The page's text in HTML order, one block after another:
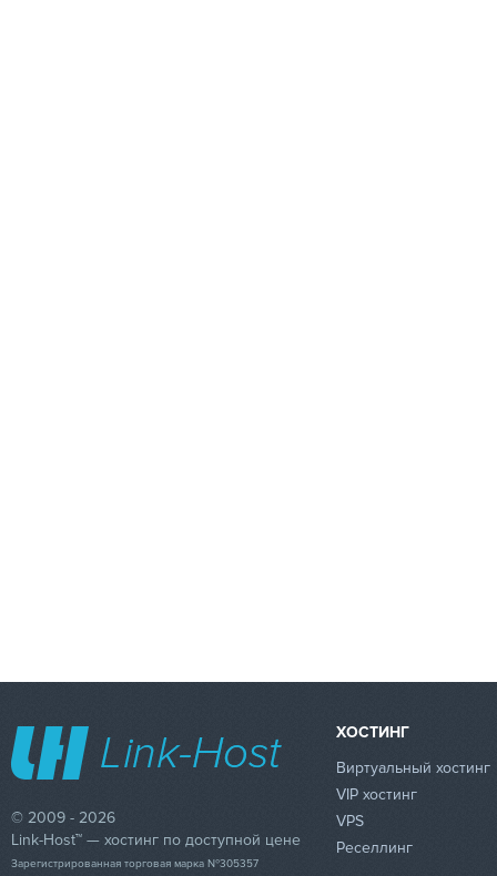
© 2009 - 2026
Link-Host™ — хостинг по доступной цене
Зарегистрированная торговая марка №305357
ХОСТИНГ
Виртуальный хостинг
VIP хостинг
VPS
Реселлинг